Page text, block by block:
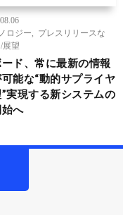
ロジー
プレスリリースな
展望
ド、常に最新の情報
能な“動的サプライヤ
実現する新システムの
へ